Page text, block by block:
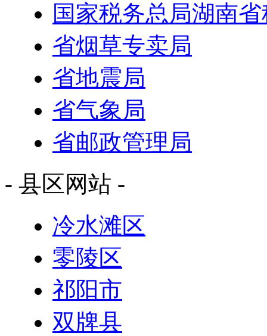
国家税务总局湖南
省烟草专卖局
省地震局
省气象局
省邮政管理局
- 县区网站 -
冷水滩区
零陵区
祁阳市
双牌县